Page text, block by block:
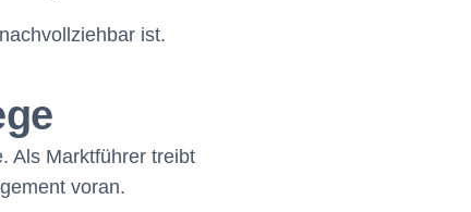
ist.
Als Marktführer treibt
voran.